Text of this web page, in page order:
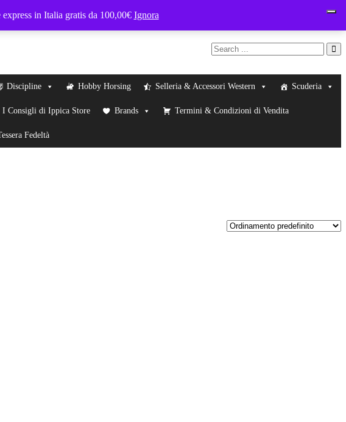
Discipline Hobby Horsing Selleria & Accessori Western Scuderia
I Consigli di Ippica Store Brands Termini & Condizioni di Vendita
Fedeltà
in Italia gratis da 100,00€ Ignora